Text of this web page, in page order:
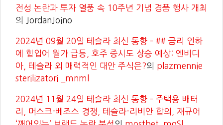
전성 논란과 투자 열풍 속 10주년 기념 경품 행사 개최
의
JordanJoino
2024년 09월 20일 테슬라 최신 동향 – ## 금리 인하
에 힘입어 월가 급등, 호주 증시도 상승 예상: 엔비디
아, 테슬라 외 매력적인 대안 주식은?의 plazmennie
sterilizatori _mnml
2024년 11월 24일 테슬라 최신 동향 – 주택용 배터
리, 머스크-베조스 경쟁, 테슬라-리비안 합의, 재규어